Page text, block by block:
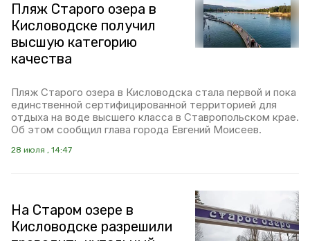
Пляж Старого озера в
Кисловодске получил
высшую категорию
качества
Пляж Старого озера в Кисловодска стала первой и пока
единственной сертифицированной территорией для
отдыха на воде высшего класса в Ставропольском крае.
Об этом сообщил глава города Евгений Моисеев.
28 июля , 14:47
На Старом озере в
Кисловодске разрешили